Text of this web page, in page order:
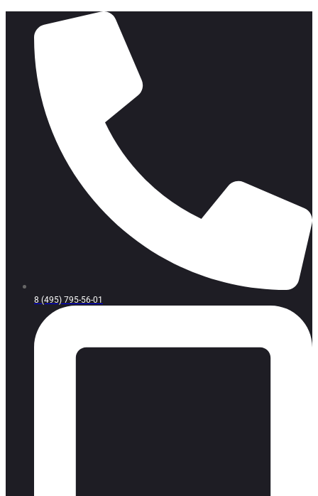
8 (495) 795-56-01